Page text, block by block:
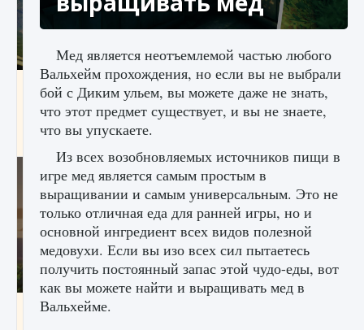
Как исправить ошибку Palworld «Идет
сохранение мира — Невозможно начать
сохранение данных мира»
9 августа 2024
Как заработать медали лиги Clash of Clans
Мед является неотъемлемой частью любого
Вальхейм прохождения, но если вы не выбрали
бой с Диким ульем, вы можете даже не знать,
что этот предмет существует, и вы не знаете,
что вы упускаете.
Из всех возобновляемых источников пищи в
игре мед является самым простым в
выращивании и самым универсальным. Это не
только отличная еда для ранней игры, но и
основной ингредиент всех видов полезной
медовухи. Если вы изо всех сил пытаетесь
получить постоянный запас этой чудо-еды, вот
как вы можете найти и выращивать мед в
Вальхейме.